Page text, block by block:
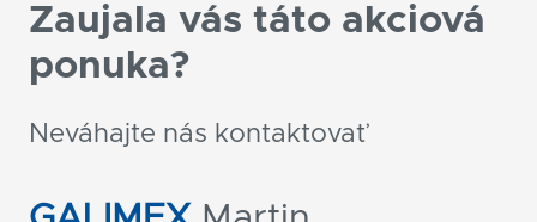
Zaujala vás táto akciová
ponuka?
Neváhajte nás kontaktovať